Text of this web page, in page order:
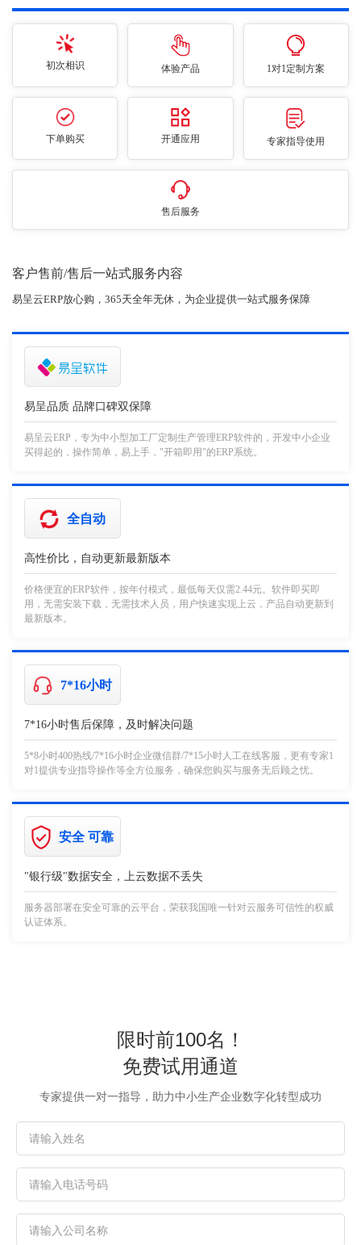
初次相识 体验产品 1对1定制方案
下单购买 开通应用 专家指导使用
售后服务
客户售前/售后一站式服务内容
易呈云ERP放心购，365天全年无休，为企业提供一站式服务保障
易呈品质 品牌口碑双保障
易呈云ERP，专为中小型加工厂定制生产管理ERP软件的，开发中小企业
买得起的，操作简单，易上手，"开箱即用"的ERP系统。
全自动
高性价比，自动更新最新版本
价格便宜的ERP软件，按年付模式，最低每天仅需2.44元。软件即买即
用，无需安装下载，无需技术人员，用户快速实现上云，产品自动更新到
最新版本。
7*16小时
7*16小时售后保障，及时解决问题
5*8小时400热线/7*16小时企业微信群/7*15小时人工在线客服，更有专家1
对1提供专业指导操作等全方位服务，确保您购买与服务无后顾之忧。
安全 可靠
"银行级"数据安全，上云数据不丢失
服务器部署在安全可靠的云平台，荣获我国唯一针对云服务可信性的权威
认证体系。
限时前100名！
免费试用通道
专家提供一对一指导，助力中小生产企业数字化转型成功